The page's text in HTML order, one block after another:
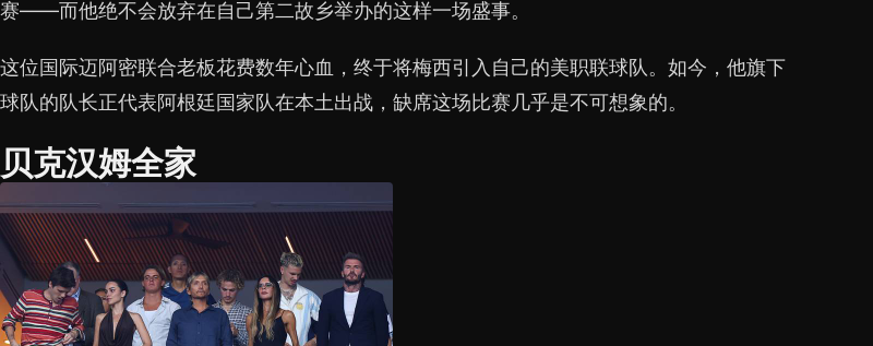
赛——而他绝不会放弃在自己第二故乡举办的这样一场盛事。
这位国际迈阿密联合老板花费数年心血，终于将梅西引入自己的美职联球队。如今，他旗下
球队的队长正代表阿根廷国家队在本土出战，缺席这场比赛几乎是不可想象的。
贝克汉姆全家